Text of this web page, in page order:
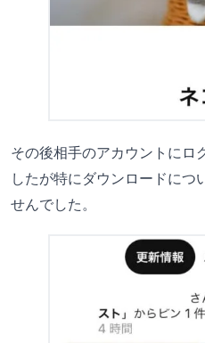
その後相手のアカウントにロ
したが特にダウンロードにつ
せんでした。